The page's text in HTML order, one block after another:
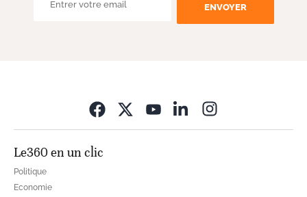
ENVOYER
Le360 en un clic
Politique
Economie